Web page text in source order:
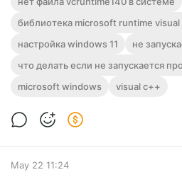
Если появилась сообщение об
файла VCRUNTIME140_1.DLL, то
этого поста!
UNLOCK
библиотека microsoft runtime visual
настройка windows 11
не
что делать если не запускается
microsoft windows
visual c++
May 22 11:24